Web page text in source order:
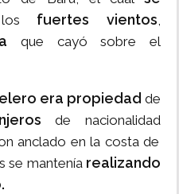
fuertes vientos,
que cayó sobre el
era propiedad de
de nacionalidad
anclado en la costa de
se mantenía realizando